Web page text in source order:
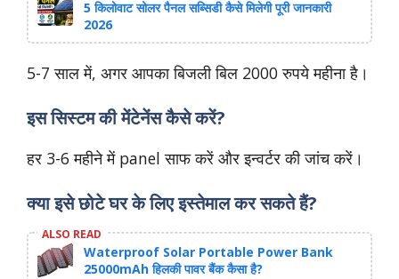
5 किलोवाट सोलर पैनल सब्सिडी कैसे मिलेगी पूरी जानकारी
2026
5-7 साल में, अगर आपका बिजली बिल 2000 रुपये महीना है।
इस सिस्टम की मेंटेनेंस कैसे करें?
हर 3-6 महीने में panel साफ करें और इन्वर्टर की जांच करें।
क्या इसे छोटे घर के लिए इस्तेमाल कर सकते हैं?
ALSO READ
Waterproof Solar Portable Power Bank
25000mAh हिलकी पावर बैंक कैसा है?